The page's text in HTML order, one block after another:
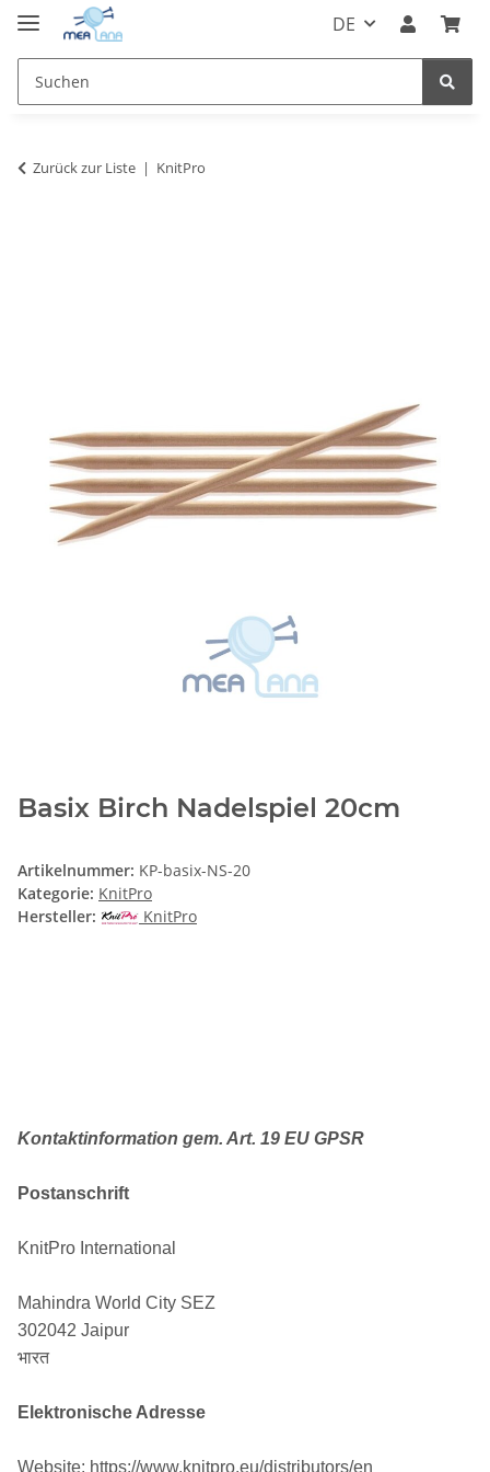
DE
Zurück zur Liste KnitPro
Basix Birch Nadelspiel 20cm
Artikelnummer: KP-basix-NS-20
Kategorie: KnitPro
Hersteller:
KnitPro
Kontaktinformation gem. Art. 19 EU GPSR
Postanschrift
KnitPro International
Mahindra World City SEZ
302042 Jaipur
भारत
Elektronische Adresse
Website: https://www.knitpro.eu/distributors/en